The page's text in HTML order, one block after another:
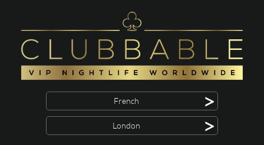
French >
London >